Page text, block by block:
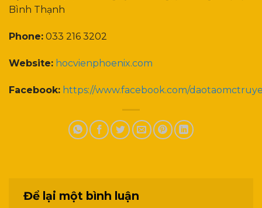
Bình Thạnh
Phone: 033 216 3202
Website: hocvienphoenix.com
Facebook: https://www.facebook.com/
Để lại một bình luận